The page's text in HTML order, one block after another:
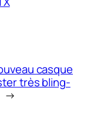
casque
très bling-
→